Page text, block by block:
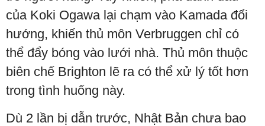
của Koki Ogawa lại chạm vào Kamada đổi
hướng, khiến thủ môn Verbruggen chỉ có
thể đẩy bóng vào lưới nhà. Thủ môn thuộc
biên chế Brighton lẽ ra có thể xử lý tốt hơn
trong tình huống này.
Dù 2 lần bị dẫn trước, Nhật Bản chưa bao